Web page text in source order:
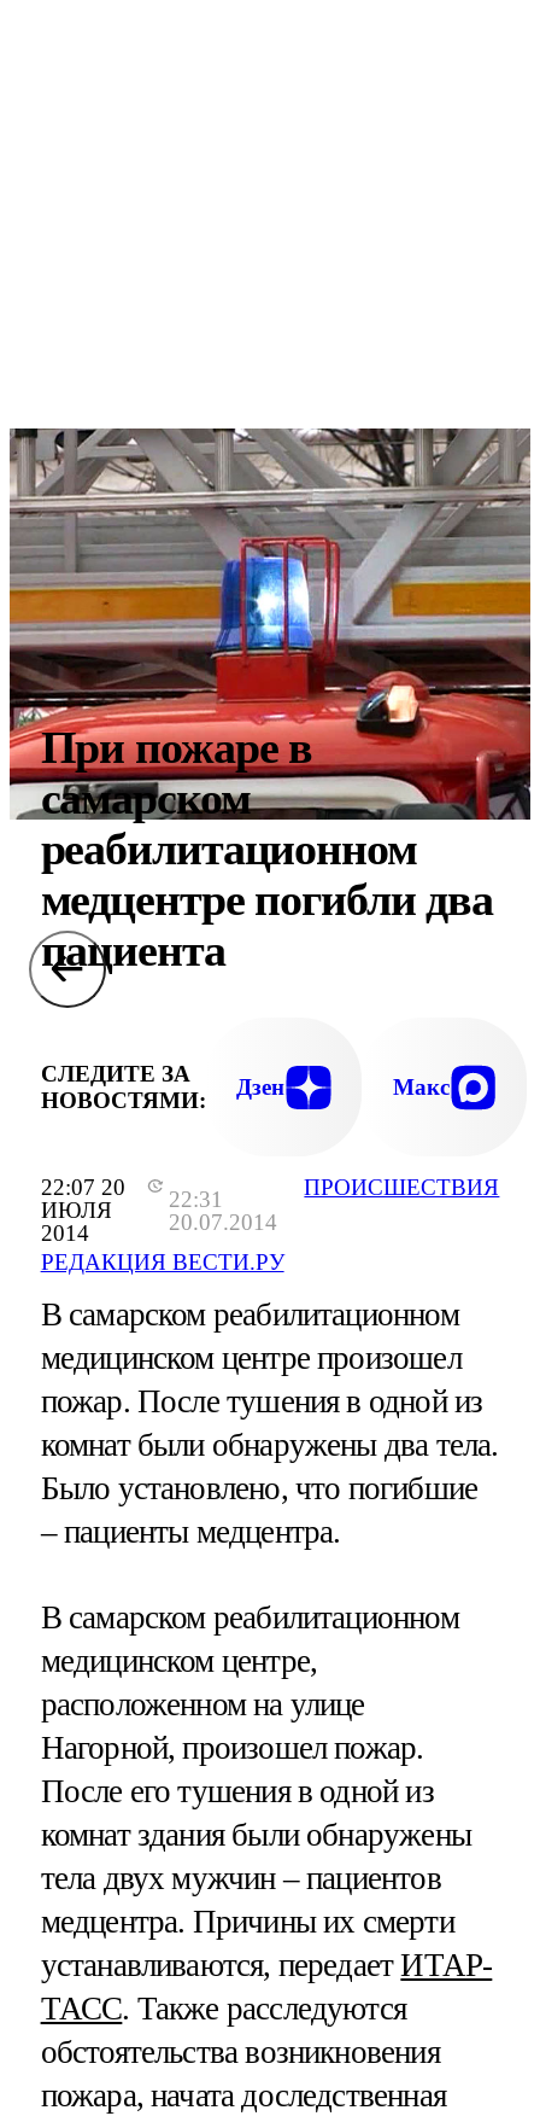
22:07 20
ИЮЛЯ
2014
22:31
20.07.2014
РЕДАКЦИЯ ВЕСТИ.РУ
ПРОИСШЕСТВИЯ
При пожаре в
самарском
реабилитационном
медцентре погибли два
пациента
СЛЕДИТЕ ЗА
НОВОСТЯМИ:
Дзен Макс
В самарском реабилитационном
медицинском центре произошел
пожар. После тушения в одной из
комнат были обнаружены два тела.
Было установлено, что погибшие
– пациенты медцентра.
В самарском реабилитационном
медицинском центре,
расположенном на улице
Нагорной, произошел пожар.
После его тушения в одной из
комнат здания были обнаружены
тела двух мужчин – пациентов
медцентра. Причины их смерти
устанавливаются, передаетИТАР-
ТАСС. Также расследуются
обстоятельства возникновения
пожара, начата доследственная